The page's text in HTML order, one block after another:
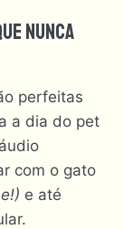
Nunca
perfeitas
a dia do pet
com o gato
e até